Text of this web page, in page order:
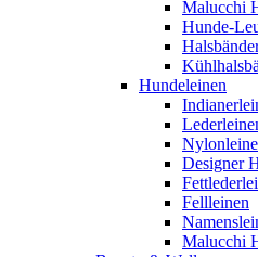
Malucchi
Hunde-
Hundeleinen
Designer
Fellleinen
Malucchi